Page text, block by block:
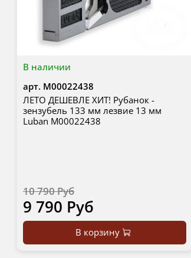
В наличии
арт. М00022438
ЛЕТО ДЕШЕВЛЕ ХИТ! Рубанок -
зензубель 133 мм лезвие 13 мм
Luban М00022438
10 790 Руб
9 790 Руб
В корзину